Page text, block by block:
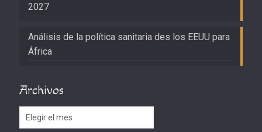
2027
Análisis de la política sanitaria des los EEUU para
África
Archivos
Archivos